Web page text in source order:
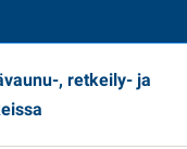
, retkeily- ja